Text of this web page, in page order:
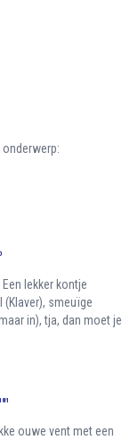
lekker kontje
smeuïge
in), tja, dan moet je
ouwe vent met een